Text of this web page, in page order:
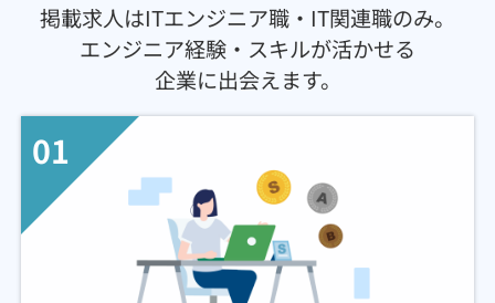
掲載求人はITエンジニア職・IT関連職のみ。
エンジニア経験・スキルが活かせる
企業に出会えます。
01